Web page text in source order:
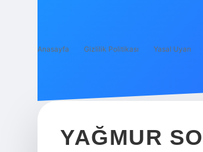
Anasayfa Gizlilik Politikası Yasal Uyarı
YAĞMUR